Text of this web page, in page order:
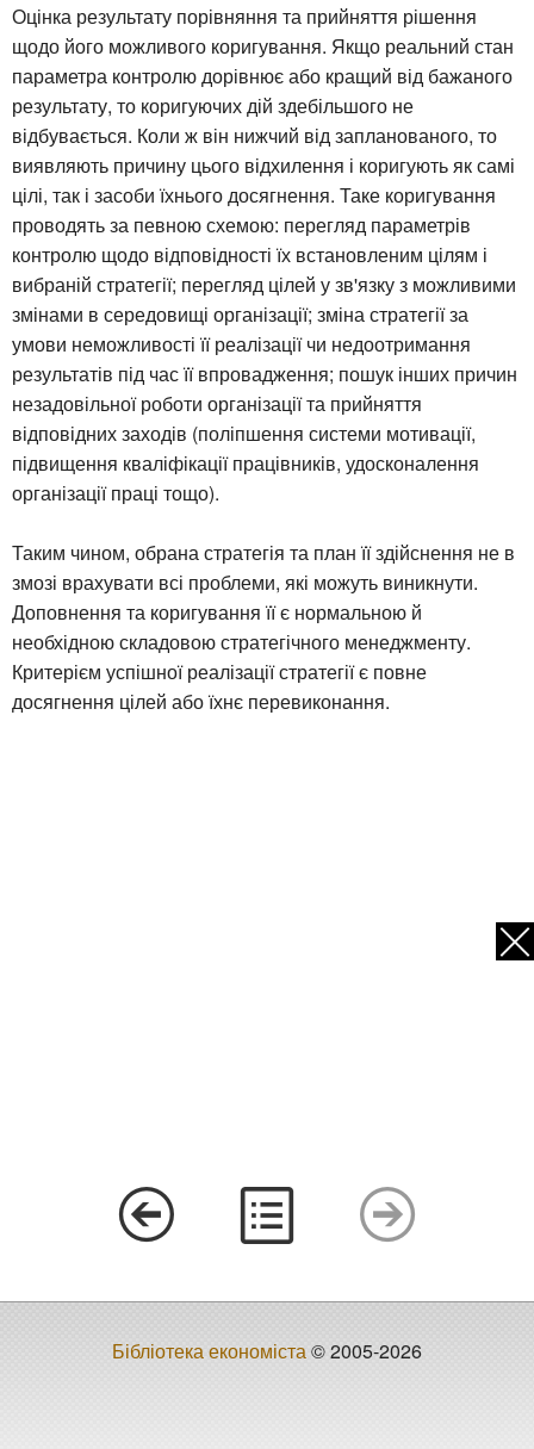
Оцінка результату порівняння та прийняття рішення
щодо його можливого коригування. Якщо реальний стан
параметра контролю дорівнює або кращий від бажаного
результату, то коригуючих дій здебільшого не
відбувається. Коли ж він нижчий від запланованого, то
виявляють причину цього відхилення і коригують як самі
цілі, так і засоби їхнього досягнення. Таке коригування
проводять за певною схемою: перегляд параметрів
контролю щодо відповідності їх встановленим цілям і
вибраній стратегії; перегляд цілей у зв'язку з можливими
змінами в середовищі організації; зміна стратегії за
умови неможливості її реалізації чи недоотримання
результатів під час її впровадження; пошук інших причин
незадовільної роботи організації та прийняття
відповідних заходів (поліпшення системи мотивації,
підвищення кваліфікації працівників, удосконалення
організації праці тощо).
Таким чином, обрана стратегія та план її здійснення не в
змозі врахувати всі проблеми, які можуть виникнути.
Доповнення та коригування її є нормальною й
необхідною складовою стратегічного менеджменту.
Критерієм успішної реалізації стратегії є повне
досягнення цілей або їхнє перевиконання.
Бібліотека економіста© 2005-2026